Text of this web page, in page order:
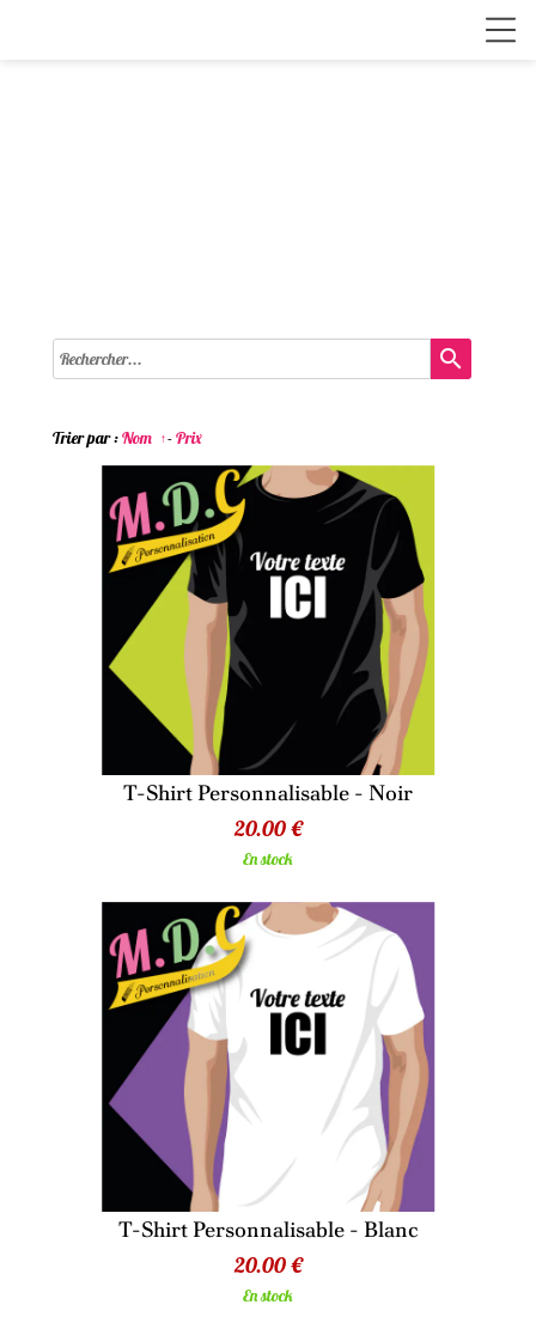
search
Trier par :Nom -Prix
T-Shirt Personnalisable - Noir
20.00 €
En stock
T-Shirt Personnalisable - Blanc
20.00 €
En stock